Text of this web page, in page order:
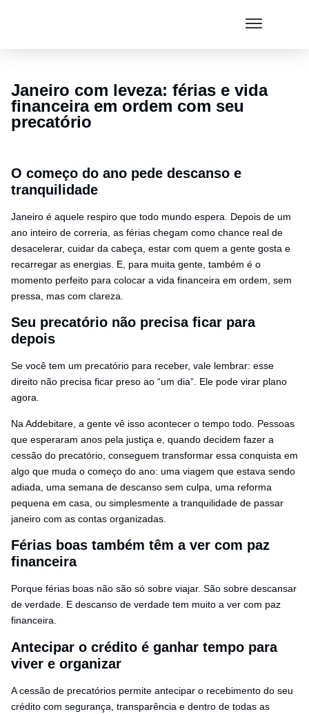
Janeiro com leveza: férias e vida
financeira em ordem com seu
precatório
O começo do ano pede descanso e
tranquilidade
Janeiro é aquele respiro que todo mundo espera. Depois de um
ano inteiro de correria, as férias chegam como chance real de
desacelerar, cuidar da cabeça, estar com quem a gente gosta e
recarregar as energias. E, para muita gente, também é o
momento perfeito para colocar a vida financeira em ordem, sem
pressa, mas com clareza.
Seu precatório não precisa ficar para
depois
Se você tem um precatório para receber, vale lembrar: esse
direito não precisa ficar preso ao “um dia”. Ele pode virar plano
agora.
Na Addebitare, a gente vê isso acontecer o tempo todo. Pessoas
que esperaram anos pela justiça e, quando decidem fazer a
cessão do precatório, conseguem transformar essa conquista em
algo que muda o começo do ano: uma viagem que estava sendo
adiada, uma semana de descanso sem culpa, uma reforma
pequena em casa, ou simplesmente a tranquilidade de passar
janeiro com as contas organizadas.
Férias boas também têm a ver com paz
financeira
Porque férias boas não são só sobre viajar. São sobre descansar
de verdade. E descanso de verdade tem muito a ver com paz
financeira.
Antecipar o crédito é ganhar tempo para
viver e organizar
A cessão de precatórios permite antecipar o recebimento do seu
crédito com segurança, transparência e dentro de todas as